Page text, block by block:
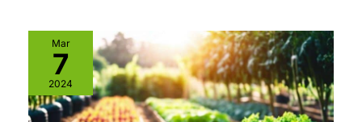
Mar
7
2024